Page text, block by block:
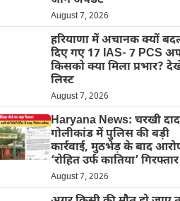
August 7, 2026
हरियाणा में अचानक क्यों
दिए गए 17 IAS- 7 PCS
किसको क्या मिला प्रभार?
लिस्ट
August 7, 2026
Haryana News: चरखी
गोलीकांड में पुलिस की बड़ी
कार्रवाई, मुठभेड़ के बाद
‘रोहित उर्फ कातिया’ गिरफ्तार
August 7, 2026